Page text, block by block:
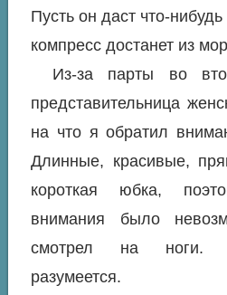
Пусть он даст что-
компресс достанет из
Из-за парты во
представительница
на что я обратил
Длинные, красивые,
короткая юбка,
внимания было
смотрел на ноги.
разумеется.